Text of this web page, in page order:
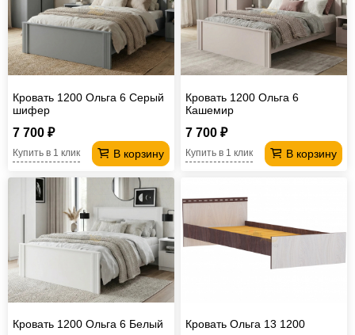
Кровать 1200 Ольга 6 Серый
шифер
7 700 ₽
В корзину
Купить в 1 клик
Кровать 1200 Ольга 6
Кашемир
7 700 ₽
В корзину
Купить в 1 клик
Кровать 1200 Ольга 6 Белый Кровать Ольга 13 1200